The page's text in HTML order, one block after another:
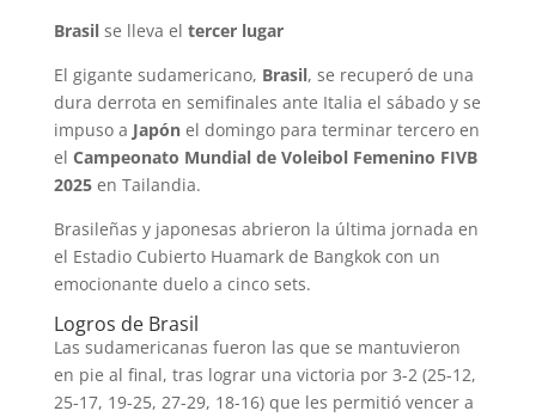
Brasilse lleva el tercer lugar
El gigante sudamericano, Brasil, se recuperó de una
dura derrota en semifinales ante Italia el sábado y se
impuso a Japónel domingo para terminar tercero en
el Campeonato Mundial de Voleibol Femenino FIVB
2025en Tailandia.
Brasileñas y japonesas abrieron la última jornada en
el Estadio Cubierto Huamark de Bangkok con un
emocionante duelo a cinco sets.
Logros de Brasil
Las sudamericanas fueron las que se mantuvieron
en pie al final, tras lograr una victoria por 3-2 (25-12,
25-17, 19-25, 27-29, 18-16) que les permitió vencer a